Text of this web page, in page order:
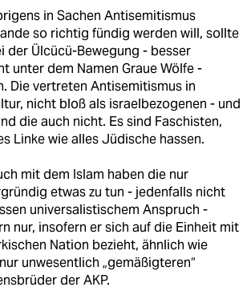
in Sachen Antisemitismus
so richtig fündig werden will, sollte
der Ülcücü-Bewegung - besser
unter dem Namen Graue Wölfe -
Die vertreten Antisemitismus in
nicht bloß als israelbezogenen - und
die auch nicht. Es sind Faschisten,
Linke wie alles Jüdische hassen.
mit dem Islam haben die nur
etwas zu tun - jedenfalls nicht
universalistischem Anspruch -
nur, insofern er sich auf die Einheit mit
Nation bezieht, ähnlich wie
unwesentlich „gemäßigteren“
der AKP.